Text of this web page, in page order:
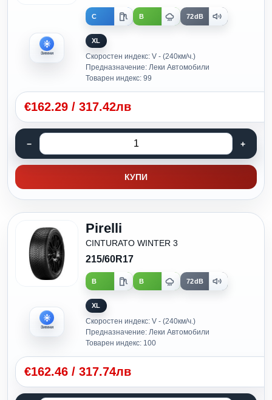
Зимни
C B 72dB
XL
Скоростен индекс: V - (240км/ч.)
Предназначение: Леки Автомобили
Товарен индекс: 99
€162.29 / 317.42лв
КУПИ
Зимни
Pirelli
CINTURATO WINTER 3
215/60R17
B B 72dB
XL
Скоростен индекс: V - (240км/ч.)
Предназначение: Леки Автомобили
Товарен индекс: 100
€162.46 / 317.74лв